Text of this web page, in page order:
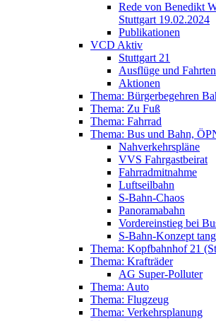
Rede von Benedikt
Stuttgart 19.02.2024
Publikationen
VCD Aktiv
Stuttgart 21
Ausflüge und Fahrten
Aktionen
Thema: Bürgerbegehren
Thema: Zu Fuß
Thema: Fahrrad
Thema: Bus und Bahn,
Nahverkehrspläne
VVS Fahrgastbeirat
Fahrradmitnahme
Luftseilbahn
S-Bahn-Chaos
Panoramabahn
Vordereinstieg bei
S-Bahn-Konzept
Thema: Kopfbahnhof 21
Thema: Krafträder
AG Super-Polluter
Thema: Auto
Thema: Flugzeug
Thema: Verkehrsplanung